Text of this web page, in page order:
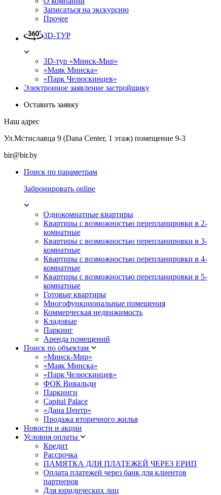
Записаться на экскурсию
Прочее
3D-ТУР
3D-тур «Минск-Мир»
«Маяк Минска»
«Парк Челюскинцев»
Электронное заявление застройщику
Оставить заявку
Наш адрес
Ул.Мстиславца 9 (Dana Center, 1 этаж) помещение 9-3
bir@bir.by
Поиск по параметрам
Забронировать online
Однокомнатные квартиры
Квартиры с возможностью перепланировки в 2-
комнатные
Квартиры с возможностью перепланировки в 3-
комнатные
Квартиры с возможностью перепланировки в 4-
комнатные
Квартиры с возможностью перепланировки в 5-
комнатные
Готовые квартиры
Многофункциональные помещения
Коммерческая недвижимость
Кладовые
Паркинг
Аренда помещений
Поиск по объектам
«Минск-Мир»
«Маяк Минска»
«Парк Челюскинцев»
ФОК Вивальди
Паркинги
Capital Palace
«Дана Центр»
Продажа вторичного жилья
Новости и акции
Условия оплаты
Кредит
Рассрочка
ПАМЯТКА ДЛЯ ПЛАТЕЖЕЙ ЧЕРЕЗ ЕРИП
Оплата платежей через банк для клиентов
партнеров
Для юридических лиц